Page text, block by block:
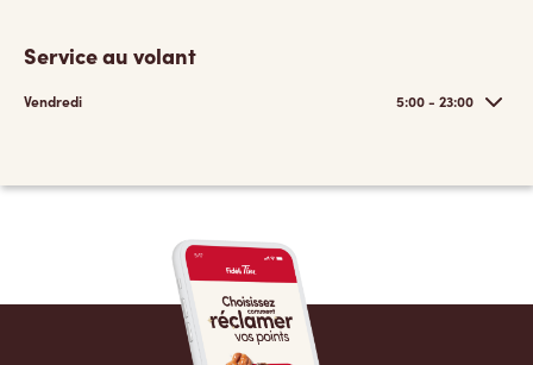
Service au volant
Vendredi 5:00 - 23:00